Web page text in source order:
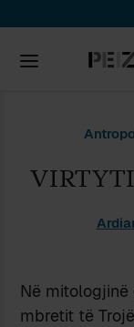
Në mitologjinë
mbretit të